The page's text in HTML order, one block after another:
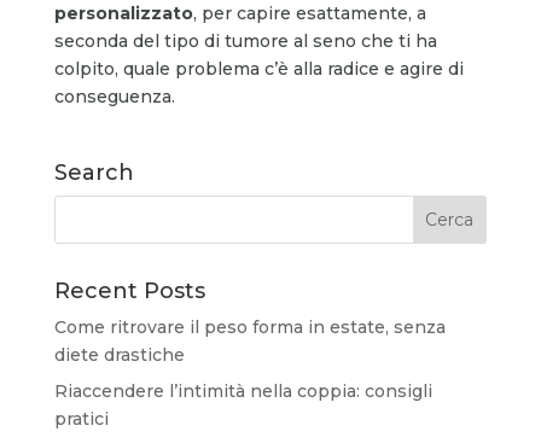
personalizzato, per capire esattamente, a
seconda del tipo di tumore al seno che ti ha
colpito, quale problema c’è alla radice e agire di
conseguenza.
Search
Recent Posts
Come ritrovare il peso forma in estate, senza
diete drastiche
Riaccendere l’intimità nella coppia: consigli
pratici